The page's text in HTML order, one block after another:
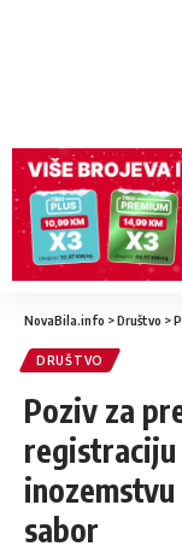
NovaBila.info >Društvo >
DRUŠTVO
Poziv za
registraciju
sabor